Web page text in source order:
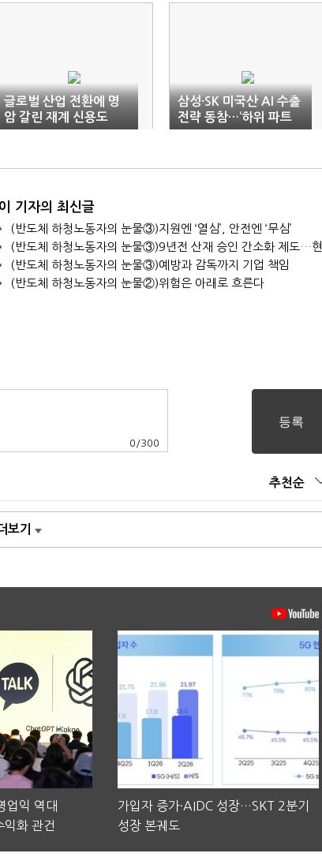
글로벌 산업 전환에 명
암 갈린 재계 신용도
삼성·SK 미국산 AI 수출
전략 동참…‘하위 파트
너’ 고착 우려
이 기자의 최신글
(반도체 하청노동자의 눈물③)지원엔 ‘열심’, 안전엔 ‘무심’
(반도체 하청노동자의 눈물③)예방과 감독까지 기업 책임
(반도체 하청노동자의 눈물②)위험은 아래로 흐른다
0 /300
추천순
보기
업익 역대
화 관건
가입자 증가·AIDC 성장…SKT 2분기
성장 본궤도